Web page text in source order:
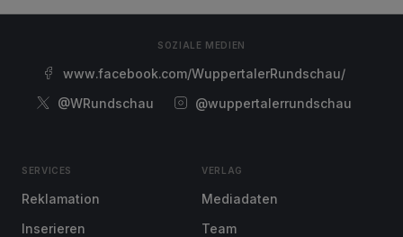
SOZIALE MEDIEN
www.facebook.com/WuppertalerRundschau/
@WRundschau
@wuppertalerrundschau
SERVICES
Reklamation
Inserieren
VERLAG
Mediadaten
Team